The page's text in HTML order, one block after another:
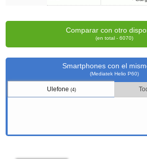
Comparar con otro
(en total - 6070)
Smartphones con el
(Mediatek Helio P60)
Ulefone (4)